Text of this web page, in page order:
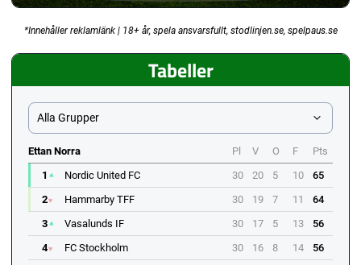
*Innehåller reklamlänk | 18+ år, spela ansvarsfullt, stodlinjen.se, spelpaus.se
Tabeller
Alla Grupper
Ettan Norra Pl V O F
Pts
1
Nordic United FC 30 20 5 10
65
2
Hammarby TFF 30 19 7 11
64
3
Vasalunds IF 30 17 5 13
56
4
FC Stockholm 30 16 8 14
56